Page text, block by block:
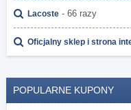
Lacoste - 66 razy
Oficjalny sklep i strona
POPULARNE KUPONY